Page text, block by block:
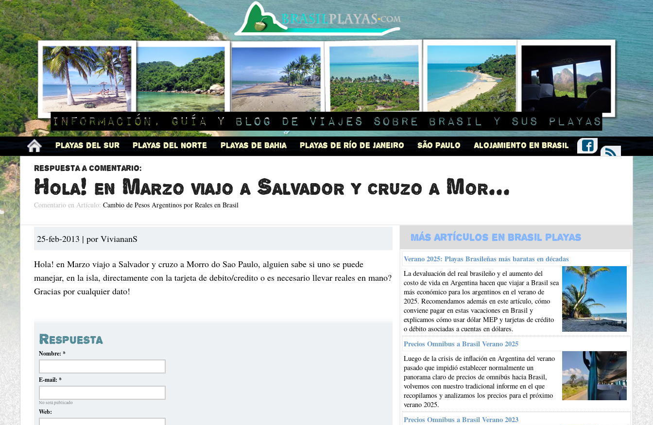
Información, guía y blog de viajes sobre Brasil y sus playas
Playas del Sur Playas del Norte Playas de Bahia Playas de Río de Janeiro São Paulo Alojamiento en Brasil
Respuesta a comentario:
Hola! en Marzo viajo a Salvador y cruzo a Mor...
Comentario en Artículo: Cambio de Pesos Argentinos por Reales en Brasil
25-feb-2013 | por ViviananS
Hola! en Marzo viajo a Salvador y cruzo a Morro do Sao Paulo, alguien sabe si uno se puede
manejar, en la isla, directamente con la tarjeta de debito/credito o es necesario llevar reales en mano?
Gracias por cualquier dato!
Respuesta
Nombre: *
E-mail: *
No será publicado
Web:
Más Artículos en Brasil Playas
Verano 2025: Playas Brasileñas más baratas en décadas
La devaluación del real brasileño y el aumento del
costo de vida en Argentina hacen que viajar a Brasil sea
más económico para los argentinos en el verano de
2025. Recomendamos además en este artículo, cómo
conviene pagar en estas vacaciones en Brasil y
explicamos cómo usar dólar MEP y tarjetas de crédito
o débito asociadas a cuentas en dólares.
Precios Omnibus a Brasil Verano 2025
Luego de la crisis de inflación en Argentina del verano
pasado que impidió establecer normalmente un
panorama claro de precios de omnibús hacia Brasil,
volvemos con nuestro tradicional informe en el que
recopilamos y analizamos los precios para el próximo
verano 2025.
Precios Omnibus a Brasil Verano 2023